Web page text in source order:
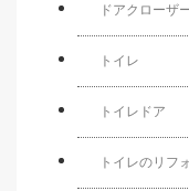
ドアクローザ
トイレ
トイレドア
トイレのリフ